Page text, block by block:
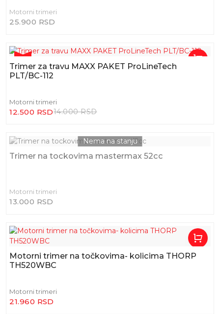
Motorni trimeri
25.900 RSD
-11%
Trimer za travu MAXX PAKET ProLineTech
PLT/BC-112
Motorni trimeri
12.500 RSD14.000 RSD
Trimer na tockovima mastermax 52cc
Motorni trimeri
13.000 RSD
Motorni trimer na točkovima- kolicima THORP
TH520WBC
Motorni trimeri
21.960 RSD